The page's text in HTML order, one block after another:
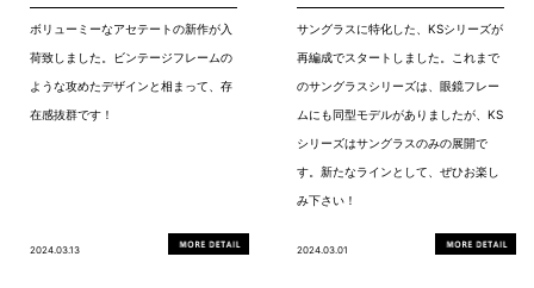
ボリューミーなアセテートの新作が入
荷致しました。ビンテージフレームの
ような攻めたデザインと相まって、存
在感抜群です！
2024.03.13
サングラスに特化した、KSシリーズが
再編成でスタートしました。これまで
のサングラスシリーズは、眼鏡フレー
ムにも同型モデルがありましたが、KS
シリーズはサングラスのみの展開で
す。新たなラインとして、ぜひお楽し
み下さい！
2024.03.01